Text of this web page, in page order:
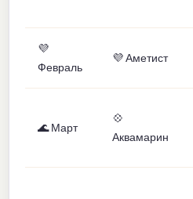
💜
Февраль
💜 Аметист
🌊 Март
💠
Аквамарин